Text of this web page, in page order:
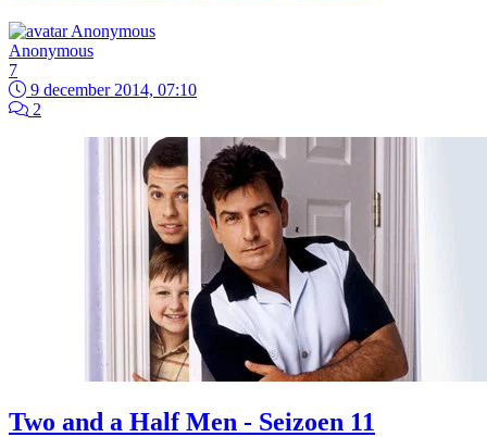
Anonymous
7
9 december 2014, 07:10
2
Two and a Half Men - Seizoen 11